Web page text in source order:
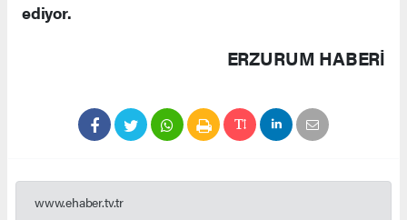
ediyor.
ERZURUM HABERİ
www.ehaber.tv.tr